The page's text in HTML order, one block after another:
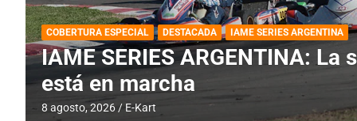
BREVES DESTACADA IAME SERIES ARGENTINA PRÓXIMA
IAME SERIES ARGENTINA:
fecha especial con Invitados
6 agosto, 2026 E-Kart